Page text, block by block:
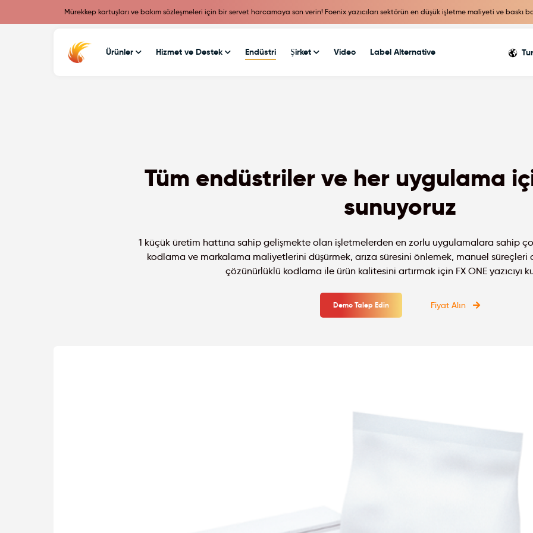
Mürekkep kartuşları ve bakım sözleşmeleri için bir servet harcamaya son verin! Foenix yazıcıları sektörün en düşük işletme maliyeti ve baskı
Ürünler Hizmet ve Destek Endüstri Şirket Video Label Alternative Tur
Tüm endüstriler ve her uygulama
sunuyoruz
1 küçük üretim hattına sahip gelişmekte olan işletmelerden en zorlu uygulamalara sahip
kodlama ve markalama maliyetlerini düşürmek, arıza süresini önlemek, manuel
çözünürlüklü kodlama ile ürün kalitesini artırmak için FX ONE yazıcıyı
Demo Talep Edin Fiyat Alın